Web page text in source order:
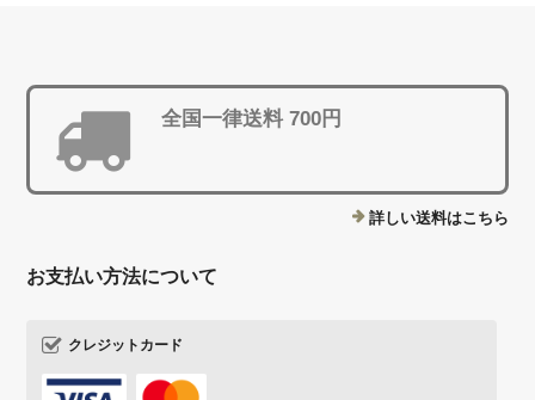
全国一律送料 700円
詳しい送料はこちら
お支払い方法について
クレジットカード